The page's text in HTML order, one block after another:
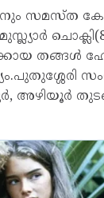
സമസ്ത
മുസ്ല്യാർ
തങ്ങൾ
അഴിയൂർ